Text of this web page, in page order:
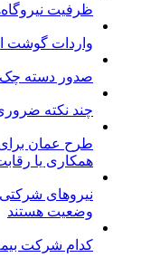
ظرفیت
واردات گوشت
صدور دسته چک
چند نکته
طرح عمان
همکاری یا
نیروهای
وضعیت هستند
کدام شرکت